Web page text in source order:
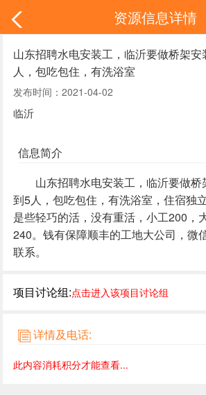
资源信息详情
山东招聘水电安装工，临沂要做桥架
人，包吃包住，有洗浴室
发布时间：2021-04-02
临沂
信息简介
山东招聘水电安装工，临沂要做
到5人，包吃包住，有洗浴室，住宿独
是些轻巧的活，没有重活，小工200，
240。钱有保障顺丰的工地大公司，微
联系。
项目讨论组:点击进入该项目讨论组
详情及电话:
此内容消耗积分才能查看...